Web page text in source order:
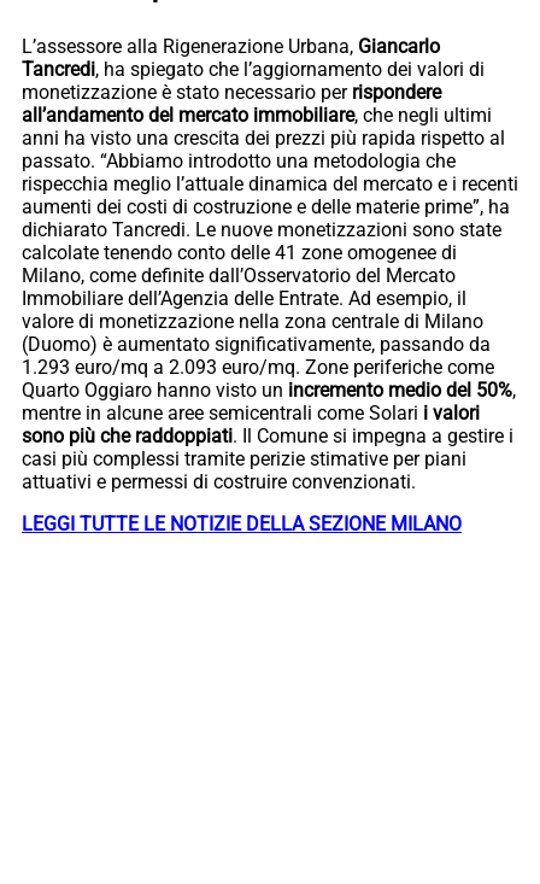
L’assessore alla Rigenerazione Urbana, Giancarlo
Tancredi, ha spiegato che l’aggiornamento dei valori di
monetizzazione è stato necessario perrispondere
all’andamento del mercato immobiliare, che negli ultimi
anni ha visto una crescita dei prezzi più rapida rispetto al
passato. “Abbiamo introdotto una metodologia che
rispecchia meglio l’attuale dinamica del mercato e i recenti
aumenti dei costi di costruzione e delle materie prime”, ha
dichiarato Tancredi. Le nuove monetizzazioni sono state
calcolate tenendo conto delle 41 zone omogenee di
Milano, come definite dall’Osservatorio del Mercato
Immobiliare dell’Agenzia delle Entrate. Ad esempio, il
valore di monetizzazione nella zona centrale di Milano
(Duomo) è aumentato significativamente, passando da
1.293 euro/mq a 2.093 euro/mq. Zone periferiche come
Quarto Oggiaro hanno visto un incremento medio del 50%,
mentre in alcune aree semicentrali come Solari i valori
sono più che raddoppiati. Il Comune si impegna a gestire i
casi più complessi tramite perizie stimative per piani
attuativi e permessi di costruire convenzionati.
LEGGI TUTTE LE NOTIZIE DELLA SEZIONE MILANO